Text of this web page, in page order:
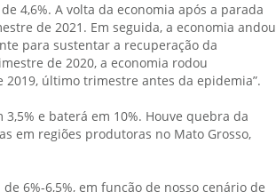
4,6%. A volta da economia após a parada
de 2021. Em seguida, a economia andou
para sustentar a recuperação da
de 2020, a economia rodou
último trimestre antes da epidemia”.
e baterá em 10%. Houve quebra da
em regiões produtoras no Mato Grosso,
6%-6,5%, em função de nosso cenário de